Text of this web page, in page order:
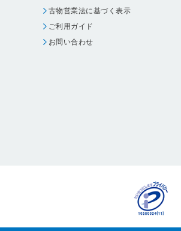
古物営業法に基づく表示
ご利用ガイド
お問い合わせ